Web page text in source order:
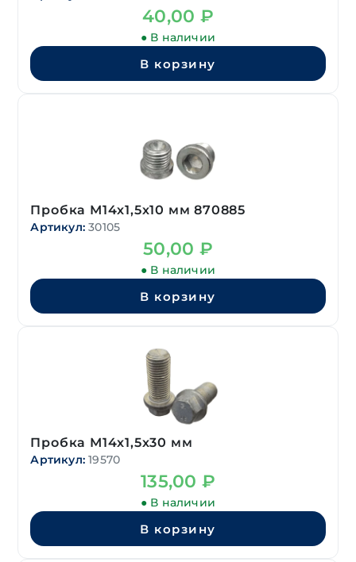
40,00 ₽
● В наличии
В корзину
Пробка М14х1,5х10 мм 870885
Артикул: 30105
50,00 ₽
● В наличии
В корзину
Пробка М14х1,5х30 мм
Артикул: 19570
135,00 ₽
● В наличии
В корзину